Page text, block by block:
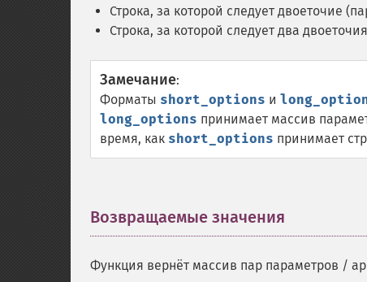
Строка, за которой следует двоеточие
Строка, за которой следует два
Замечание:
Форматы short_options и
long_options принимает массив
время, как short_options принимает
Возвращаемые значения
Функция вернёт массив пар параметров /